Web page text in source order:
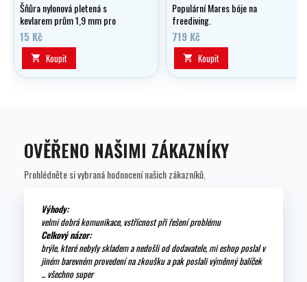
Šňůra nylonová pletená s
kevlarem prům 1,9 mm pro
harpuny - 1m
15 Kč
 Koupit
Populární Mares bóje na
freediving.
719 Kč
 Koupit
OVĚŘENO NAŠIMI ZÁKAZNÍKY
Prohlédněte si vybraná hodnocení našich zákazníků.
Výhody:
velmi dobrá komunikace, vstřícnost při řešení problému
Celkový názor:
brýle, které nebyly skladem a nedošli od dodavatele, mi eshop poslal v
jiném barevném provedení na zkoušku a pak poslali výměnný balíček
... všechno super